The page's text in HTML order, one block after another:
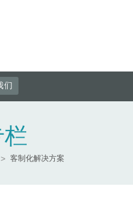
们
客制化解决方案